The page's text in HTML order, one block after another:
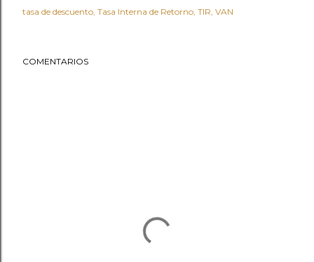
tasa de descuento Tasa Interna de Retorno TIR VAN
COMENTARIOS